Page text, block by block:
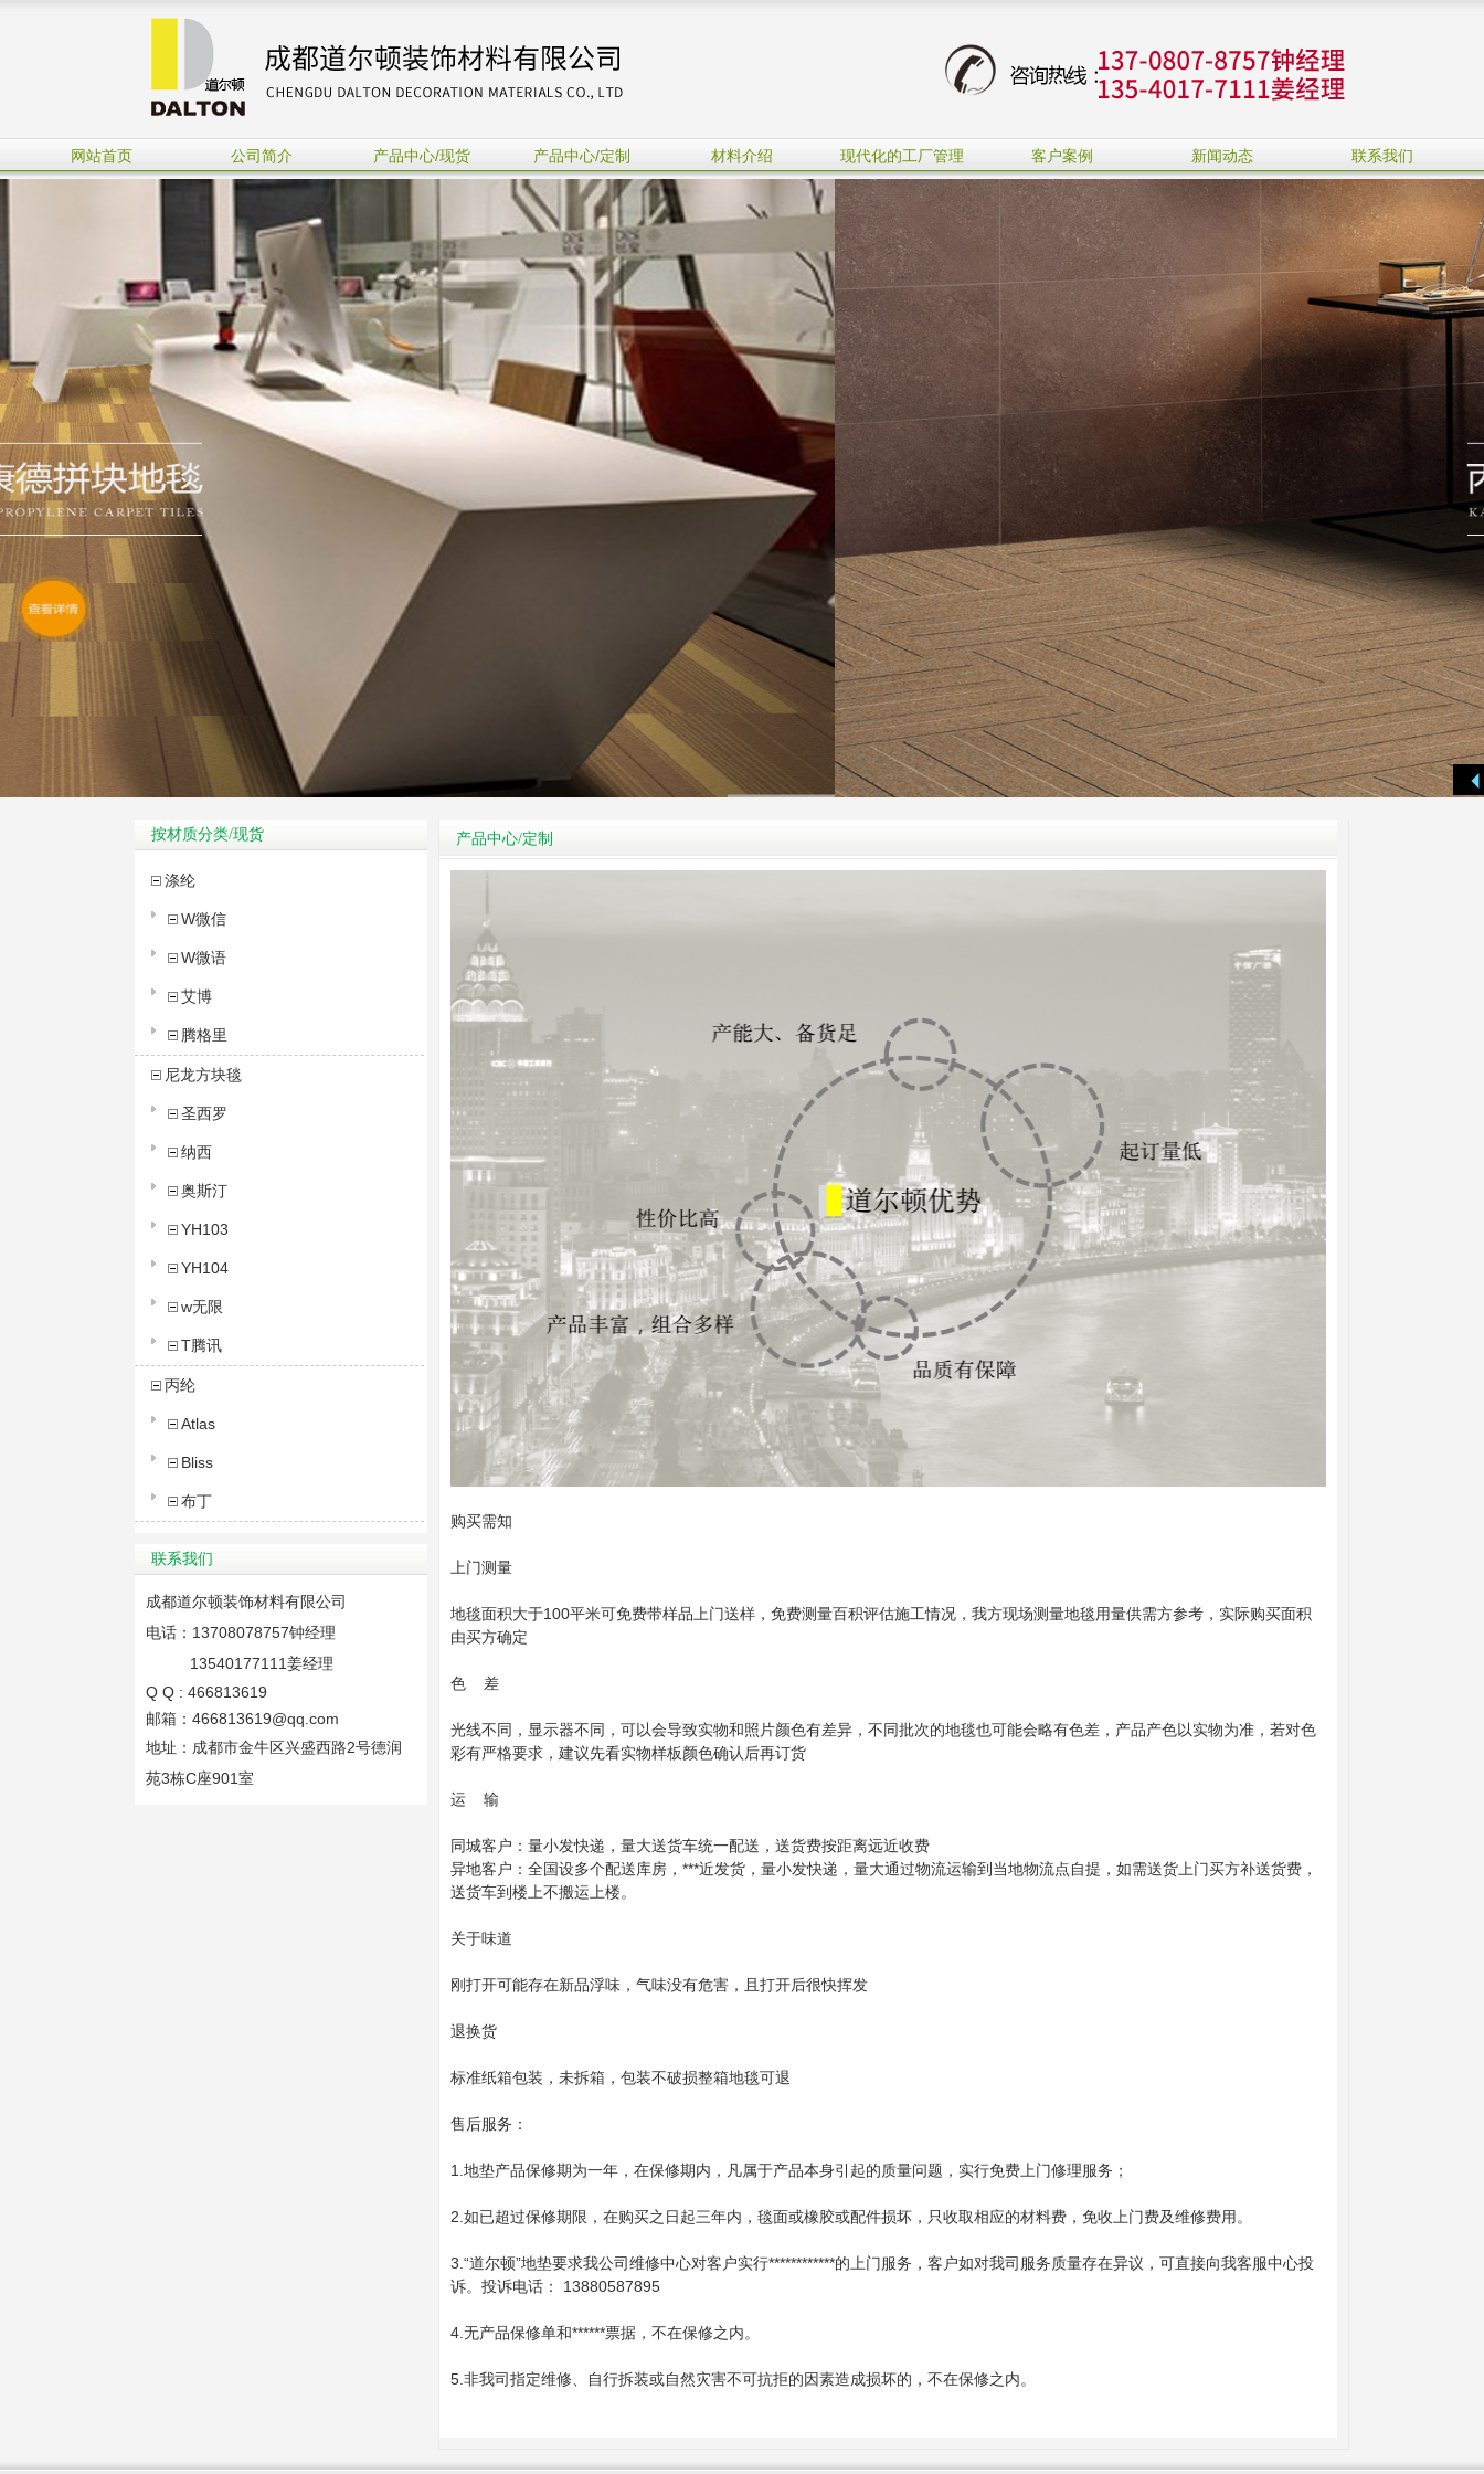
网站首页 公司简介 产品中心/现货 产品中心/定制 材料介绍 现代化的工厂管理 客户案例 新闻动态 联系我们
按材质分类/现货
涤纶
W微信
W微语
艾博
腾格里
尼龙方块毯
圣西罗
纳西
奥斯汀
YH103
YH104
w无限
T腾讯
丙纶
Atlas
Bliss
布丁
联系我们
成都道尔顿装饰材料有限公司
电话：13708078757钟经理
13540177111姜经理
Q Q : 466813619
邮箱：466813619@qq.com
地址：成都市金牛区兴盛西路2号德润
苑3栋C座901室
产品中心/定制
购买需知
上门测量
地毯面积大于100平米可免费带样品上门送样，免费测量百积评估施工情况，我方现场测量地毯用量供需方参考，实际购买面积
由买方确定
色 差
光线不同，显示器不同，可以会导致实物和照片颜色有差异，不同批次的地毯也可能会略有色差，产品产色以实物为准，若对色
彩有严格要求，建议先看实物样板颜色确认后再订货
运 输
同城客户：量小发快递，量大送货车统一配送，送货费按距离远近收费
异地客户：全国设多个配送库房，***近发货，量小发快递，量大通过物流运输到当地物流点自提，如需送货上门买方补送货费，
送货车到楼上不搬运上楼。
关于味道
刚打开可能存在新品浮味，气味没有危害，且打开后很快挥发
退换货
标准纸箱包装，未拆箱，包装不破损整箱地毯可退
售后服务：
1.地垫产品保修期为一年，在保修期内，凡属于产品本身引起的质量问题，实行免费上门修理服务；
2.如已超过保修期限，在购买之日起三年内，毯面或橡胶或配件损坏，只收取相应的材料费，免收上门费及维修费用。
3.“道尔顿”地垫要求我公司维修中心对客户实行************的上门服务，客户如对我司服务质量存在异议，可直接向我客服中心投
诉。投诉电话： 13880587895
4.无产品保修单和******票据，不在保修之内。
5.非我司指定维修、自行拆装或自然灾害不可抗拒的因素造成损坏的，不在保修之内。